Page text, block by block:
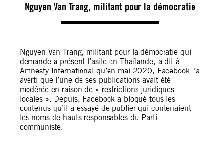
Nguyen Van Trang, militant pour la démocratie
Nguyen Van Trang, militant pour la démocratie qui
demande à présent l’asile en Thaïlande, a dit à
Amnesty International qu’en mai 2020, Facebook l’a
averti que l’une de ses publications avait été
modérée en raison de « restrictions juridiques
locales ». Depuis, Facebook a bloqué tous les
contenus qu’il a essayé de publier qui contenaient
les noms de hauts responsables du Parti
communiste.